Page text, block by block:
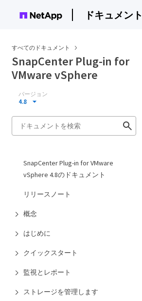
ドキュメント
すべてのドキュメント
SnapCenter Plug-in for
VMware vSphere
バージョン
4.8
SnapCenter Plug-in for VMware
vSphere 4.8のドキュメント
リリースノート
概念
はじめに
クイックスタート
監視とレポート
ストレージを管理します